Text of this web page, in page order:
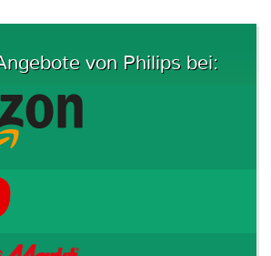
von Philips bei: